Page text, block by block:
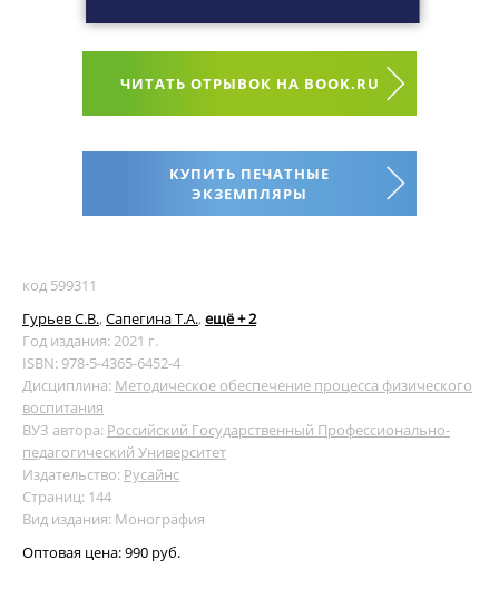
ЧИТАТЬ ОТРЫВОК НА BOOK.RU
КУПИТЬ ПЕЧАТНЫЕ
ЭКЗЕМПЛЯРЫ
код 599311
Гурьев С.В., Сапегина Т.А., ещё + 2
Год издания: 2021 г.
ISBN: 978-5-4365-6452-4
Дисциплина: Методическое обеспечение процесса физического
воспитания
ВУЗ автора: Российский Государственный Профессионально-
педагогический Университет
Издательство: Русайнс
Страниц: 144
Вид издания: Монография
Оптовая цена:990 руб.